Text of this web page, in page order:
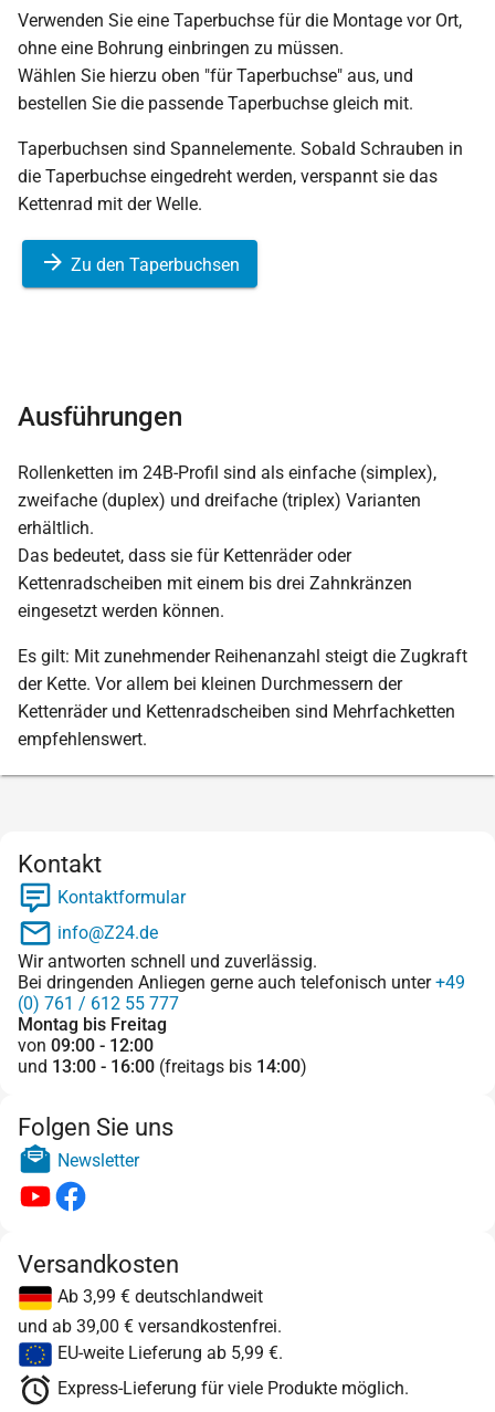
Verwenden Sie eine Taperbuchse für die Montage vor Ort,
ohne eine Bohrung einbringen zu müssen.
Wählen Sie hierzu oben "für Taperbuchse" aus, und
bestellen Sie die passende Taperbuchse gleich mit.
Taperbuchsen sind Spannelemente. Sobald Schrauben in
die Taperbuchse eingedreht werden, verspannt sie das
Kettenrad mit der Welle.
Zu den Taperbuchsen
Ausführungen
Rollenketten im 24B-Profil sind als einfache (simplex),
zweifache (duplex) und dreifache (triplex) Varianten
erhältlich.
Das bedeutet, dass sie für Kettenräder oder
Kettenradscheiben mit einem bis drei Zahnkränzen
eingesetzt werden können.
Es gilt: Mit zunehmender Reihenanzahl steigt die Zugkraft
der Kette. Vor allem bei kleinen Durchmessern der
Kettenräder und Kettenradscheiben sind Mehrfachketten
empfehlenswert.
Kontakt
Kontaktformular
info@Z24.de
Wir antworten schnell und zuverlässig.
Bei dringenden Anliegen gerne auch telefonisch unter+49
(0) 761 / 612 55 777
Montag bis Freitag
von 09:00 - 12:00
und 13:00 - 16:00 (freitags bis 14:00)
Folgen Sie uns
Newsletter
Versandkosten
Ab 3,99 € deutschlandweit
und ab 39,00 € versandkostenfrei.
EU-weite Lieferung ab 5,99 €.
Express-Lieferung für viele Produkte möglich.